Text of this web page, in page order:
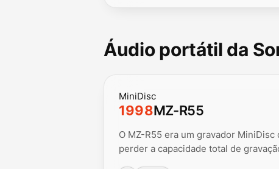
Áudio portátil da
MiniDisc
1998MZ-R55
O MZ-R55 era um gravador
perder a capacidade total de